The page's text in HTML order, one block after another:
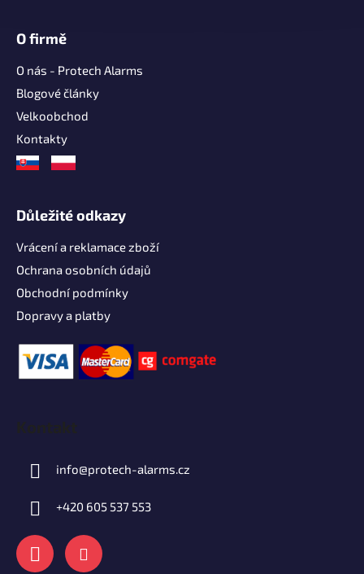
O firmě
O nás - Protech Alarms
Blogové články
Velkoobchod
Kontakty
Důležité odkazy
Vrácení a reklamace zboží
Ochrana osobních údajů
Obchodní podmínky
Dopravy a platby
Kontakt
info@protech-alarms.cz
+420 605 537 553